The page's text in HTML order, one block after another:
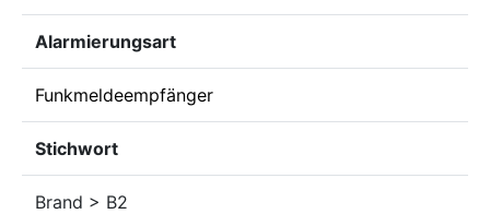
Alarmierungsart
Funkmeldeempfänger
Stichwort
Brand > B2